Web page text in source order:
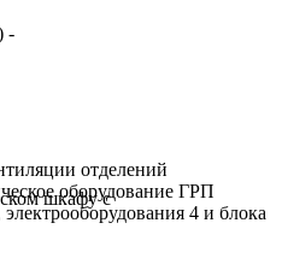
-
шкафу с
отделений
оборудование ГРП
4 и блока